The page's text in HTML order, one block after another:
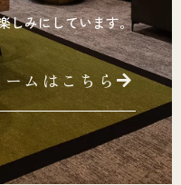
しみにしています。
ムはこちら